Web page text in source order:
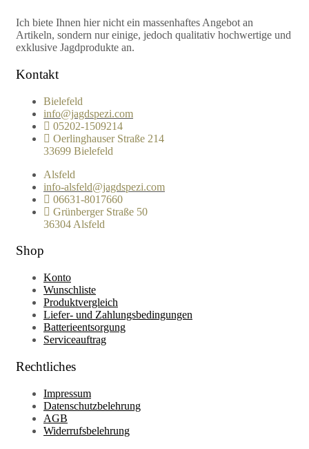
Ich biete Ihnen hier nicht ein massenhaftes Angebot an
Artikeln, sondern nur einige, jedoch qualitativ hochwertige und
exklusive Jagdprodukte an.
Kontakt
Bielefeld
info@jagdspezi.com
05202-1509214
Oerlinghauser Straße 214
33699 Bielefeld
Alsfeld
info-alsfeld@jagdspezi.com
06631-8017660
Grünberger Straße 50
36304 Alsfeld
Shop
Konto
Wunschliste
Produktvergleich
Liefer- und Zahlungsbedingungen
Batterieentsorgung
Serviceauftrag
Rechtliches
Impressum
Datenschutzbelehrung
AGB
Widerrufsbelehrung